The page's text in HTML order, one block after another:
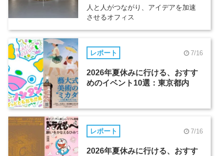
人と人がつながり、アイデアを加速
させるオフィス
レポート 7/16
2026年夏休みに行ける、おすす
めのイベント10選：東京都内
レポート 7/16
2026年夏休みに行ける、おすす